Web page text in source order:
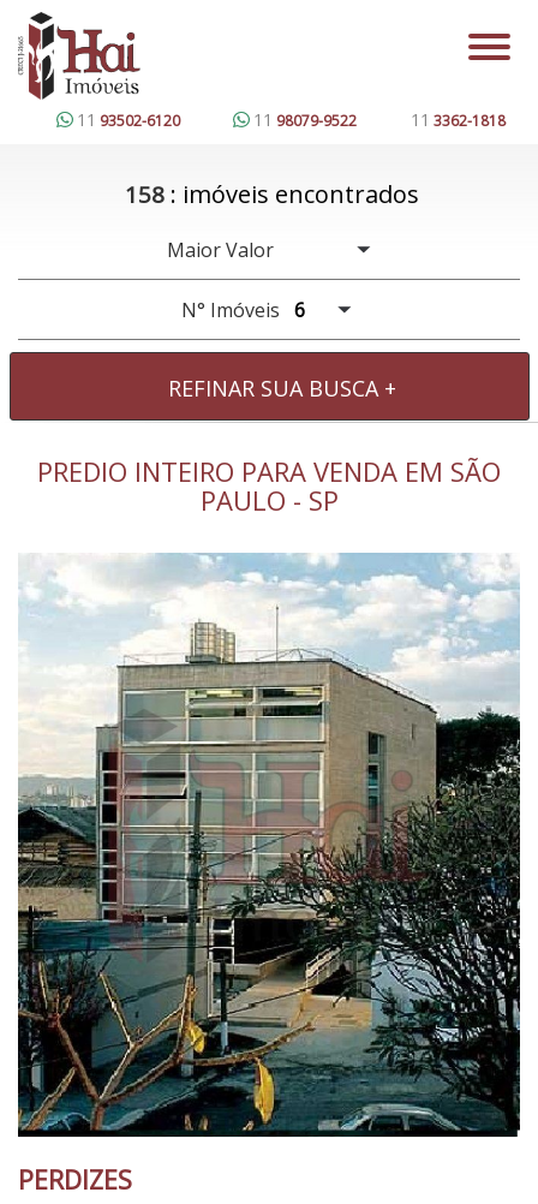
11 93502-6120 11 98079-9522 11 3362-1818
158 : imóveis encontrados
N° Imóveis
REFINAR SUA BUSCA +
Imóveis com renda
Região
Aclimação
Água Branca
Água Rasa
Alto Da Lapa
Alto Da Mooca
Alto De Pinheiros
Barra Funda
Bela Vista
Belém
Limpar Região
Valor
PREDIO INTEIRO PARA VENDA EM SÃO
PAULO - SP
PERDIZES